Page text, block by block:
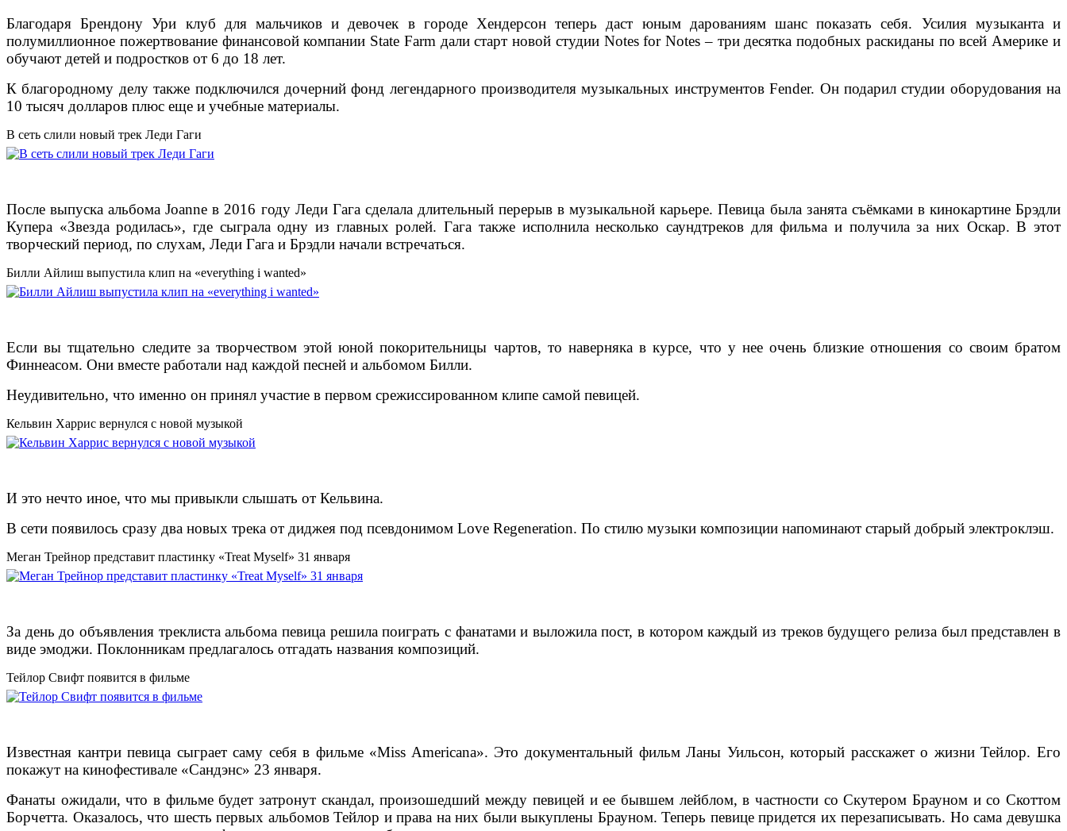
Благодаря Брендону Ури клуб для мальчиков и девочек в городе Хендерсон теперь даст юным дарованиям шанс показать себя. Усилия музыканта и
полумиллионное пожертвование финансовой компании State Farm дали старт новой студии Notes for Notes – три десятка подобных раскиданы по всей Америке и
обучают детей и подростков от 6 до 18 лет.
К благородному делу также подключился дочерний фонд легендарного производителя музыкальных инструментов Fender. Он подарил студии оборудования на
10 тысяч долларов плюс еще и учебные материалы.
В сеть слили новый трек Леди Гаги
После выпуска альбома Joanne в 2016 году Леди Гага сделала длительный перерыв в музыкальной карьере. Певица была занята съёмками в кинокартине Брэдли
Купера «Звезда родилась», где сыграла одну из главных ролей. Гага также исполнила несколько саундтреков для фильма и получила за них Оскар. В этот
творческий период, по слухам, Леди Гага и Брэдли начали встречаться.
Билли Айлиш выпустила клип на «everything i wanted»
Если вы тщательно следите за творчеством этой юной покорительницы чартов, то наверняка в курсе, что у нее очень близкие отношения со своим братом
Финнеасом. Они вместе работали над каждой песней и альбомом Билли.
Неудивительно, что именно он принял участие в первом срежиссированном клипе самой певицей.
Кельвин Харрис вернулся с новой музыкой
И это нечто иное, что мы привыкли слышать от Кельвина.
В сети появилось сразу два новых трека от диджея под псевдонимом Love Regeneration. По стилю музыки композиции напоминают старый добрый электроклэш.
Меган Трейнор представит пластинку «Treat Myself» 31 января
За день до объявления треклиста альбома певица решила поиграть с фанатами и выложила пост, в котором каждый из треков будущего релиза был представлен в
виде эмоджи. Поклонникам предлагалось отгадать названия композиций.
Тейлор Свифт появится в фильме
Известная кантри певица сыграет саму себя в фильме «Miss Americana». Это документальный фильм Ланы Уильсон, который расскажет о жизни Тейлор. Его
покажут на кинофестивале «Сандэнс» 23 января.
Фанаты ожидали, что в фильме будет затронут скандал, произошедший между певицей и ее бывшем лейблом, в частности со Скутером Брауном и со Скоттом
Борчетта. Оказалось, что шесть первых альбомов Тейлор и права на них были выкуплены Брауном. Теперь певице придется их перезаписывать. Но сама девушка